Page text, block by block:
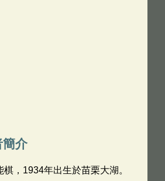
簡介
，1934年出生於苗栗大湖。